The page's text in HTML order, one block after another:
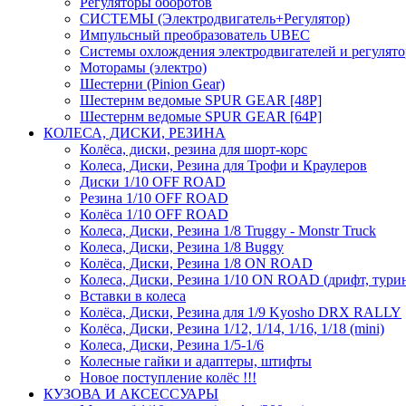
СИСТЕМЫ (Электродвигатель+Регулятор)
Импульсный преобразователь UBEC
Системы охлождения электродвигателей и
Моторамы (электро)
Шестерни (Pinion Gear)
Шестернм ведомые SPUR GEAR [48P]
Шестернм ведомые SPUR GEAR [64P]
КОЛЕСА, ДИСКИ, РЕЗИНА
Колёса, диски, резина для шорт-корс
Колеса, Диски, Резина для Трофи и Краулеров
Диски 1/10 OFF ROAD
Резина 1/10 OFF ROAD
Колёса 1/10 OFF ROAD
Колеса, Диски, Резина 1/8 Truggy - Monstr Truck
Колеса, Диски, Резина 1/8 Buggy
Колёса, Диски, Резина 1/8 ON ROAD
Колеса, Диски, Резина 1/10 ON ROAD (дрифт,
Вставки в колеса
Колёса, Диски, Резина для 1/9 Kyosho DRX RALLY
Колёса, Диски, Резина 1/12, 1/14, 1/16, 1/18 (mini)
Колеса, Диски, Резина 1/5-1/6
Колесные гайки и адаптеры, штифты
Новое поступление колёс !!!
КУЗОВА И АКСЕССУАРЫ